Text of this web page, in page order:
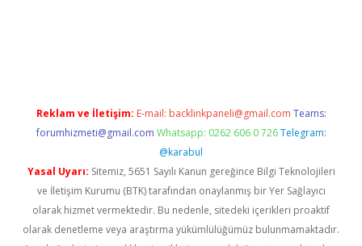
Reklam ve İletişim: E-mail: backlinkpaneli@gmail.com Teams:
forumhizmeti@gmail.com Whatsapp: 0262 606 0 726 Telegram:
@karabul
Yasal Uyarı: Sitemiz, 5651 Sayılı Kanun gereğince Bilgi Teknolojileri
ve İletişim Kurumu (BTK) tarafından onaylanmış bir Yer Sağlayıcı
olarak hizmet vermektedir. Bu nedenle, sitedeki içerikleri proaktif
olarak denetleme veya araştırma yükümlülüğümüz bulunmamaktadır.